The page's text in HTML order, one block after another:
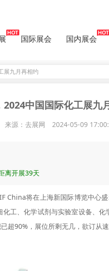
国际展会 国内展会
展九月再相约
中国国际化工展九
来源：去展网 2024-05-09
离开展39天
China将在上海新国际博览中心
工、化学试剂与实验室设备、
超90%，展位所剩无几，欲订从速